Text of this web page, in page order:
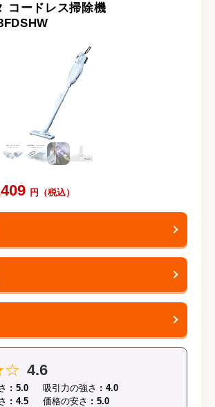
コードレス掃除機
4.6
5.0 吸引力の強さ
4.0
4.5 価格の安さ 5.0